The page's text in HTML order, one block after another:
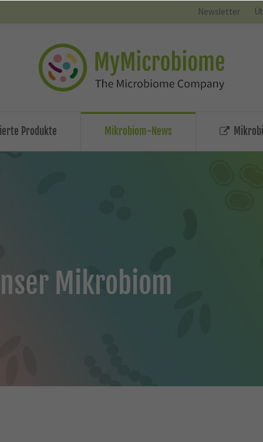
Newsletter
Produkte Mikrobiom-News
Mikrobiom